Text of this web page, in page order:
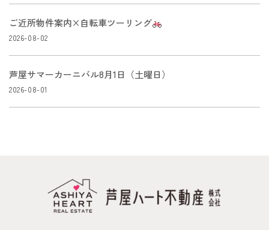
ご近所物件案内×自転車ツーリング
2026-08-02
芦屋サマーカーニバル8月1日（土曜日）
2026-08-01